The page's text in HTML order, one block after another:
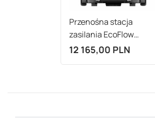
Przenośna stacja
zasilania EcoFlow
DELTA Pro 3
12 165,00 PLN